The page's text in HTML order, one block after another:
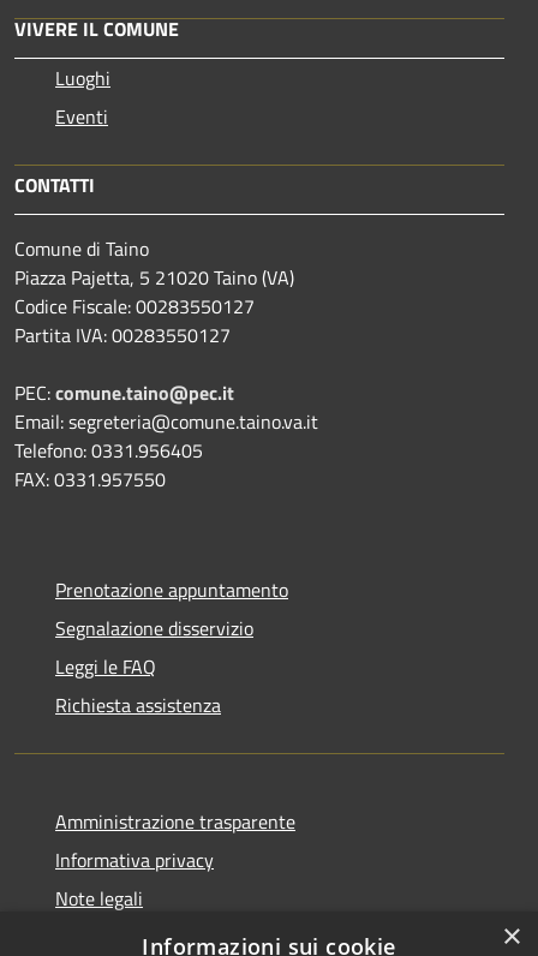
VIVERE IL COMUNE
Luoghi
Eventi
CONTATTI
Comune di Taino
Piazza Pajetta, 5 21020 Taino (VA)
Codice Fiscale: 00283550127
Partita IVA: 00283550127
PEC:comune.taino@pec.it
Email: segreteria@comune.taino.va.it
Telefono: 0331.956405
FAX: 0331.957550
Prenotazione appuntamento
Segnalazione disservizio
Leggi le FAQ
Richiesta assistenza
Amministrazione trasparente
Informativa privacy
Note legali
Dichiarazione di accessibilità
×
Informazioni sui cookie